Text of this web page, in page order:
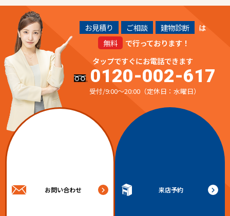
お見積り ご相談 建物診断
は
無料
で行っております！
タップですぐにお電話できます
0120-002-617
受付/9:00～20:00（定休日：水曜日）
お問い合わせ 来店予約